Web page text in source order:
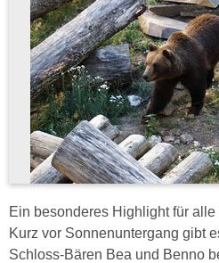
Ein besonderes Highlight für
Kurz vor Sonnenuntergang gibt
Schloss-Bären Bea und Benno